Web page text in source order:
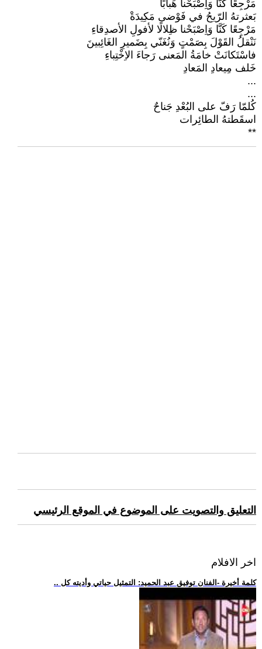
مَرْجِعًا كَنَّا وَاِصْبَحْنا هَبابًا
بَعثرتهُ الرّيحُ في فَوْضى مَكِيدَةْ
مَرْجِعًا كَنَّا وَاِصْبَحْنا ظِلالًا لأفولِ الأصدِقاءِ
نَنْقلُ القَوْلَ بِصَمْتٍ وَنُغَنّي بِضَميرِ الغَائِبينَ
فاسْتَكانَتْ خامَةُ المَعنى رَجاءَ الاِخْتِباءِ
خَلف مِيعادِ المَعادِ
...
...
كُلمّا رَفّ على البُعْدِ جَناحٌ
اسقَطتهُ الطائِرات
**
التعليق والتصويت على الموضوع في الموقع الرئيسي
اخر الافلام
.. كلمة أخيرة -الفنان توفيق عبد الحميد: التمثيل حياتي وأديته كل